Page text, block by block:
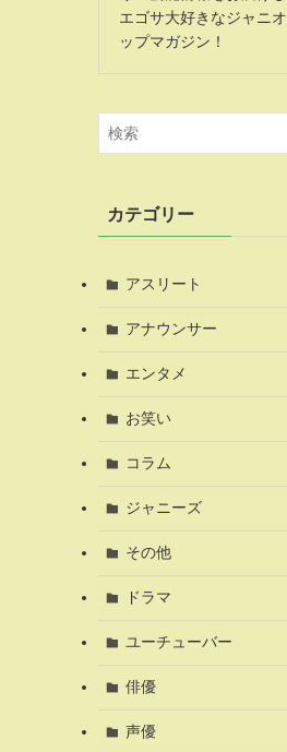
エゴサ大好きなジャニ
ップマガジン！
カテゴリー
アスリート
アナウンサー
エンタメ
お笑い
コラム
ジャニーズ
その他
ドラマ
ユーチューバー
俳優
声優